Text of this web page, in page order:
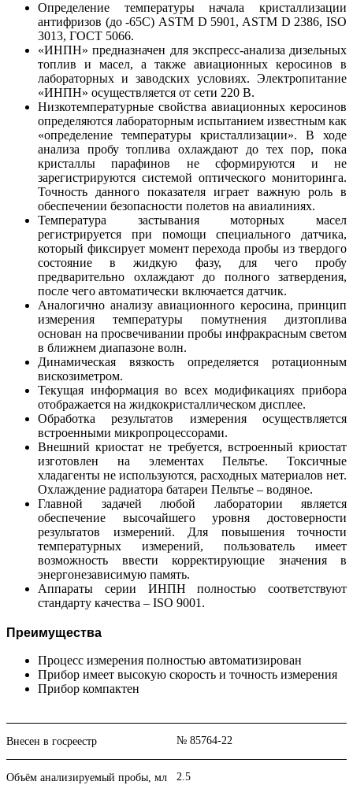
Определение температуры начала кристаллизации
антифризов (до -65С) ASTM D 5901, ASTM D 2386, ISO
3013, ГОСТ 5066.
«ИНПН» предназначен для экспресс-анализа дизельных
топлив и масел, а также авиационных керосинов в
лабораторных и заводских условиях. Электропитание
«ИНПН» осуществляется от сети 220 В.
Низкотемпературные свойства авиационных керосинов
определяются лабораторным испытанием известным как
«определение температуры кристаллизации». В ходе
анализа пробу топлива охлаждают до тех пор, пока
кристаллы парафинов не сформируются и не
зарегистрируются системой оптического мониторинга.
Точность данного показателя играет важную роль в
обеспечении безопасности полетов на авиалиниях.
Температура застывания моторных масел
регистрируется при помощи специального датчика,
который фиксирует момент перехода пробы из твердого
состояние в жидкую фазу, для чего пробу
предварительно охлаждают до полного затвердения,
после чего автоматически включается датчик.
Аналогично анализу авиационного керосина, принцип
измерения температуры помутнения дизтоплива
основан на просвечивании пробы инфракрасным светом
в ближнем диапазоне волн.
Динамическая вязкость определяется ротационным
вискозиметром.
Текущая информация во всех модификациях прибора
отображается на жидкокристаллическом дисплее.
Обработка результатов измерения осуществляется
встроенными микропроцессорами.
Внешний криостат не требуется, встроенный криостат
изготовлен на элементах Пельтье. Токсичные
хладагенты не используются, расходных материалов нет.
Охлаждение радиатора батареи Пельтье – водяное.
Главной задачей любой лаборатории является
обеспечение высочайшего уровня достоверности
результатов измерений. Для повышения точности
температурных измерений, пользователь имеет
возможность ввести корректирующие значения в
энергонезависимую память.
Аппараты серии ИНПН полностью соответствуют
стандарту качества – ISO 9001.
Преимущества
Процесс измерения полностью автоматизирован
Прибор имеет высокую скорость и точность измерения
Прибор компактен
Внесен в госреестр № 85764-22
Объём анализируемый пробы, мл 2.5